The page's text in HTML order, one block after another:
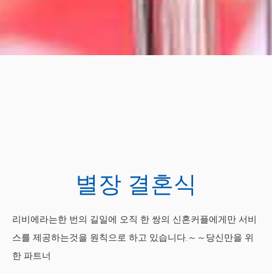
별장 결혼식
리비에라는한 번의 길일에 오직 한 쌍의 신혼커플에게만 서비
스를 제공하는것을 원칙으로 하고 있습니다.～～당신만을 위
한 파트너